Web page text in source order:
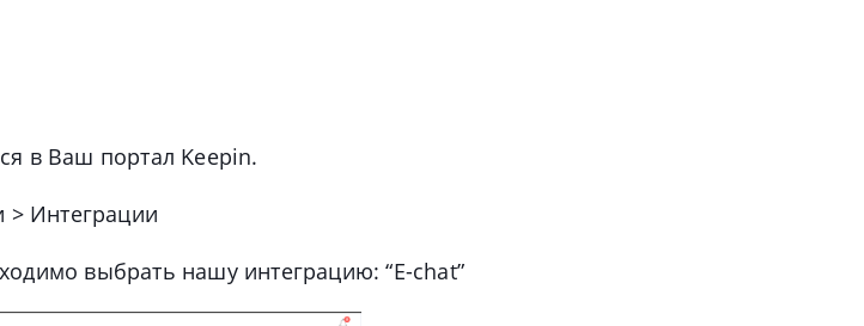
в Ваш портал Keepin.
> Интеграции
выбрать нашу интеграцию: “E-chat”